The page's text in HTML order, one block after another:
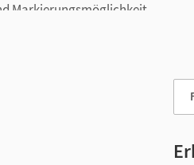
Markierungsmöglichkeit
unkompliziert verfügbar